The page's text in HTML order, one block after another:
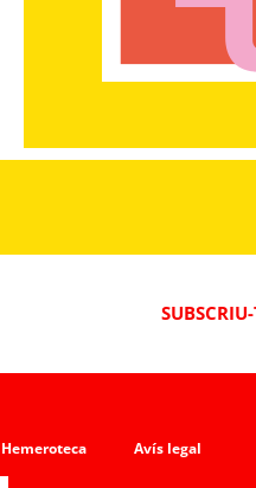
Hemeroteca Avís legal